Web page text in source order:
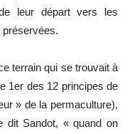
leur départ vers les
préservées.
terrain qui se trouvait à
1er des 12 principes de
» de la permaculture),
dit Sandot, « quand on